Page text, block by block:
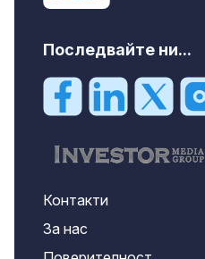
Последвайте ни...
Контакти
За нас